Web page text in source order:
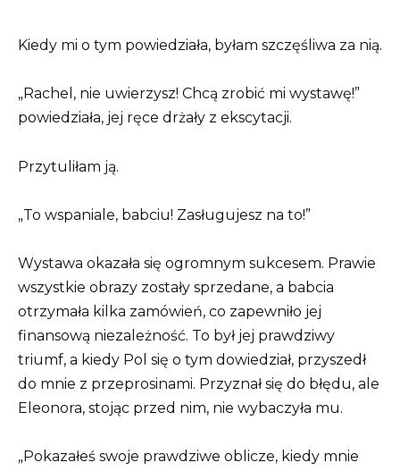
Kiedy mi o tym powiedziała, byłam szczęśliwa za nią.
„Rachel, nie uwierzysz! Chcą zrobić mi wystawę!”
powiedziała, jej ręce drżały z ekscytacji.
Przytuliłam ją.
„To wspaniale, babciu! Zasługujesz na to!”
Wystawa okazała się ogromnym sukcesem. Prawie
wszystkie obrazy zostały sprzedane, a babcia
otrzymała kilka zamówień, co zapewniło jej
finansową niezależność. To był jej prawdziwy
triumf, a kiedy Pol się o tym dowiedział, przyszedł
do mnie z przeprosinami. Przyznał się do błędu, ale
Eleonora, stojąc przed nim, nie wybaczyła mu.
„Pokazałeś swoje prawdziwe oblicze, kiedy mnie